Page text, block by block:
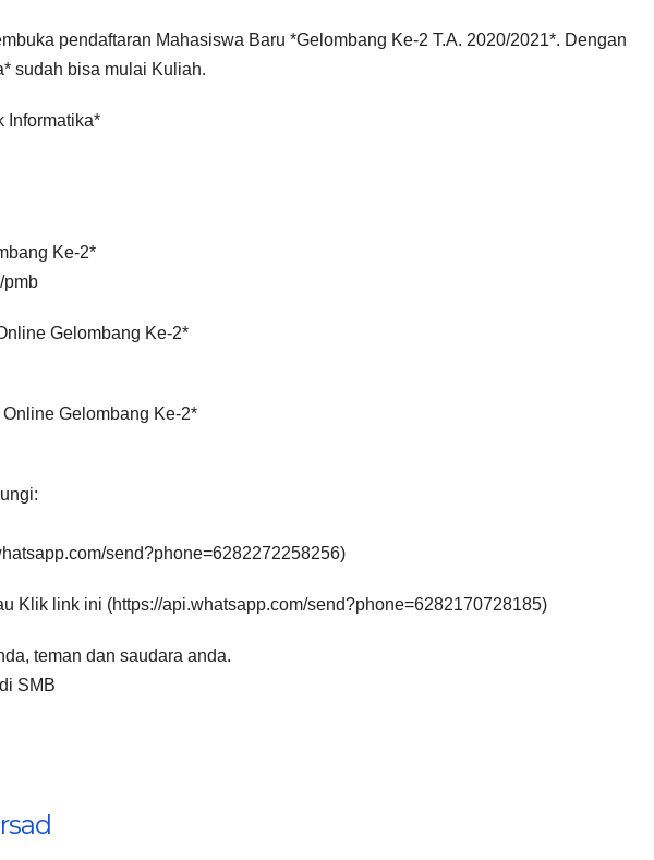
pendaftaran Mahasiswa Baru *Gelombang Ke-2 T.A. 2020/2021*. Dengan
sudah bisa mulai Kuliah.
Informatika*
Ke-2*
pmb
Gelombang Ke-2*
Gelombang Ke-2*
send?phone=6282272258256)
Klik link ini (https://api.whatsapp.com/send?phone=6282170728185)
teman dan saudara anda.
SMB